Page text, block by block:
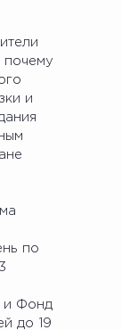
почему
и
по
и Фонд
до 19